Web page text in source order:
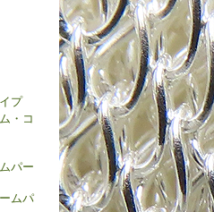
プ
・コ
パー
ムパ